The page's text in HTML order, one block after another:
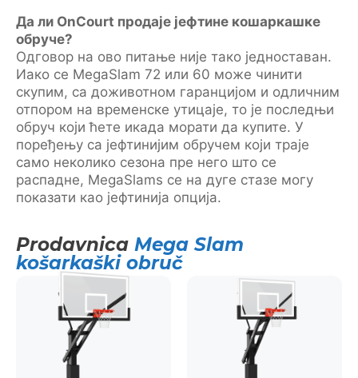
Да ли OnCourt продаје јефтине кошаркашке
обруче?
Одговор на ово питање није тако једноставан.
Иако се MegaSlam 72 или 60 може чинити
скупим, са доживотном гаранцијом и одличним
отпором на временске утицаје, то је последњи
обруч који ћете икада морати да купите. У
поређењу са јефтинијим обручем који траје
само неколико сезона пре него што се
распадне, MegaSlams се на дуге стазе могу
показати као јефтинија опција.
Prodavnica Mega Slam
košarkaški obruč